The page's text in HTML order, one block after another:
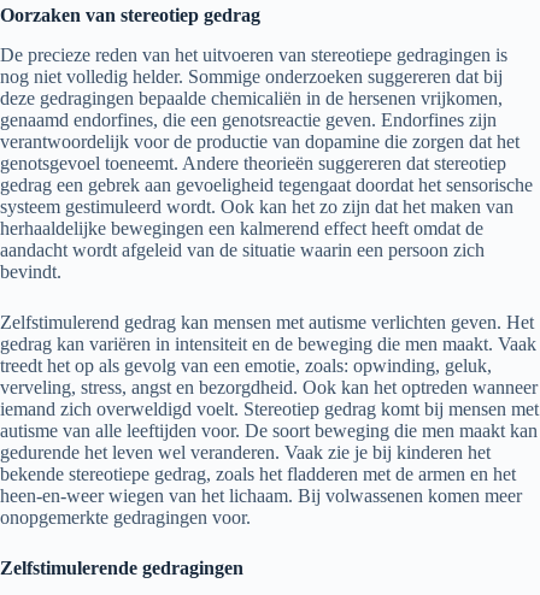
Oorzaken van stereotiep gedrag
De precieze reden van het uitvoeren van stereotiepe gedragingen is
nog niet volledig helder. Sommige onderzoeken suggereren dat bij
deze gedragingen bepaalde chemicaliën in de hersenen vrijkomen,
genaamd endorfines, die een genotsreactie geven. Endorfines zijn
verantwoordelijk voor de productie van dopamine die zorgen dat het
genotsgevoel toeneemt. Andere theorieën suggereren dat stereotiep
gedrag een gebrek aan gevoeligheid tegengaat doordat het sensorische
systeem gestimuleerd wordt. Ook kan het zo zijn dat het maken van
herhaaldelijke bewegingen een kalmerend effect heeft omdat de
aandacht wordt afgeleid van de situatie waarin een persoon zich
bevindt.
Zelfstimulerend gedrag kan mensen met autisme verlichten geven. Het
gedrag kan variëren in intensiteit en de beweging die men maakt. Vaak
treedt het op als gevolg van een emotie, zoals: opwinding, geluk,
verveling, stress, angst en bezorgdheid. Ook kan het optreden wanneer
iemand zich overweldigd voelt. Stereotiep gedrag komt bij mensen met
autisme van alle leeftijden voor. De soort beweging die men maakt kan
gedurende het leven wel veranderen. Vaak zie je bij kinderen het
bekende stereotiepe gedrag, zoals het fladderen met de armen en het
heen-en-weer wiegen van het lichaam. Bij volwassenen komen meer
onopgemerkte gedragingen voor.
Zelfstimulerende gedragingen